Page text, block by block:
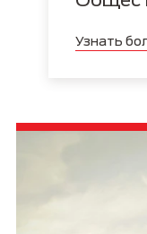
Узнать